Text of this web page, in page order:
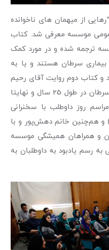
از میهمان های ناخوانده
موسسه معرفی شد. کتاب
ترجمه شده و در مورد کمک
بیماری سرطان هستند و یا به
و کتاب دوم روایت آقای رحیم
ارژنگی از مبارزه خود با بیماری سرطان در طول 25 سال و نهایتا
روز داوطلب با سخنرانی
و هم‌چنین خانم دهش‌پور و با
و همراهان همیشگی موسسه
رسم یادبود به داوطلبان به